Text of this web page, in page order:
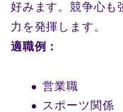
好みます。競争心も
力を発揮します。
適職例：
営業職
スポーツ関係